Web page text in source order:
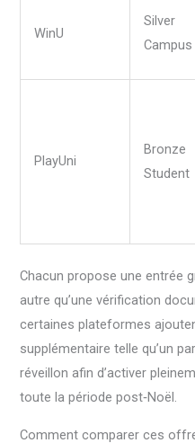
WinU
Silver
Campus
PlayUni
Bronze
Student
Chacun propose une entrée
autre qu’une vérification
certaines plateformes
supplémentaire telle qu’un
réveillon afin d’activer
toute la période post‑Noël.
Comment comparer ces